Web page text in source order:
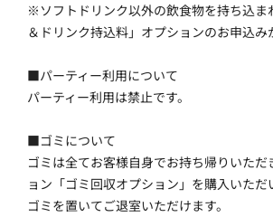
※ソフトドリンク以外の飲食物を持ち込ま
＆ドリンク持込料」オプションのお申込み
■パーティー利用について
パーティー利用は禁止です。
■ゴミについて
ゴミは全てお客様自身でお持ち帰りいた
ョン「ゴミ回収オプション」を購入いた
ゴミを置いてご退室いただけます。